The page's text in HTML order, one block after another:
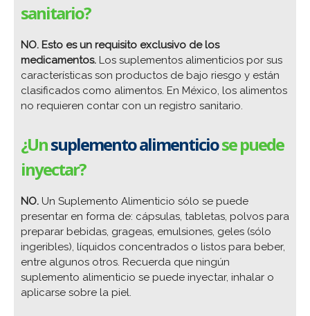
sanitario?
NO. Esto es un requisito exclusivo de los
medicamentos. Los suplementos alimenticios por sus
características son productos de bajo riesgo y están
clasificados como alimentos. En México, los alimentos
no requieren contar con un registro sanitario.
¿Unsuplemento alimenticiose puede
inyectar?
NO. Un Suplemento Alimenticio sólo se puede
presentar en forma de: cápsulas, tabletas, polvos para
preparar bebidas, grageas, emulsiones, geles (sólo
ingeribles), líquidos concentrados o listos para beber,
entre algunos otros. Recuerda que ningún
suplemento alimenticio se puede inyectar, inhalar o
aplicarse sobre la piel.